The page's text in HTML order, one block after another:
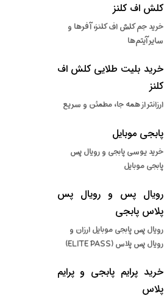
کلش اف کلنز
خرید جم کلش اف کلنز، آفرها و
سایر آیتم‌ها
خرید بلیت طلایی کلش اف
کلنز
ارزانتر از همه جا، مطمئن و سریع
پابجی موبایل
خرید یوسی پابجی و رویال پس
پابجی موبایل
رویال پس و رویال پس
پلاس پابجی
رویال پس پابجی موبایل ارزان و
رویال پس پلاس (ELITE PASS)
خرید پرایم پابجی و پرایم
پلاس